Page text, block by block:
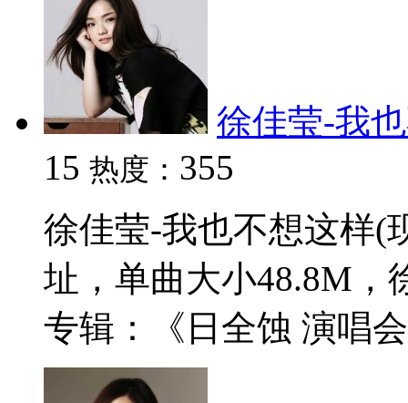
徐佳莹-我
15 热度： 355
徐佳莹-我也不想这样(
址，单曲大小48.8M，
专辑：《日全蚀 演唱